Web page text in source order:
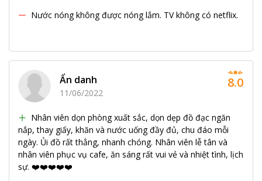
Nước nóng không được nóng lắm. TV không có netflix.
Ẩn danh
11/06/2022
Nhân viên dọn phòng xuất sắc, dọn dẹp đồ đạc ngăn
nắp, thay giấy, khăn và nước uống đầy đủ, chu đáo mỗi
ngày. Ủi đồ rất thẳng, nhanh chóng. Nhân viên lễ tân và
nhân viên phục vụ cafe, ăn sáng rất vui vẻ và nhiệt tình, lịch
sự. ❤️❤️❤️❤️❤️
8.0